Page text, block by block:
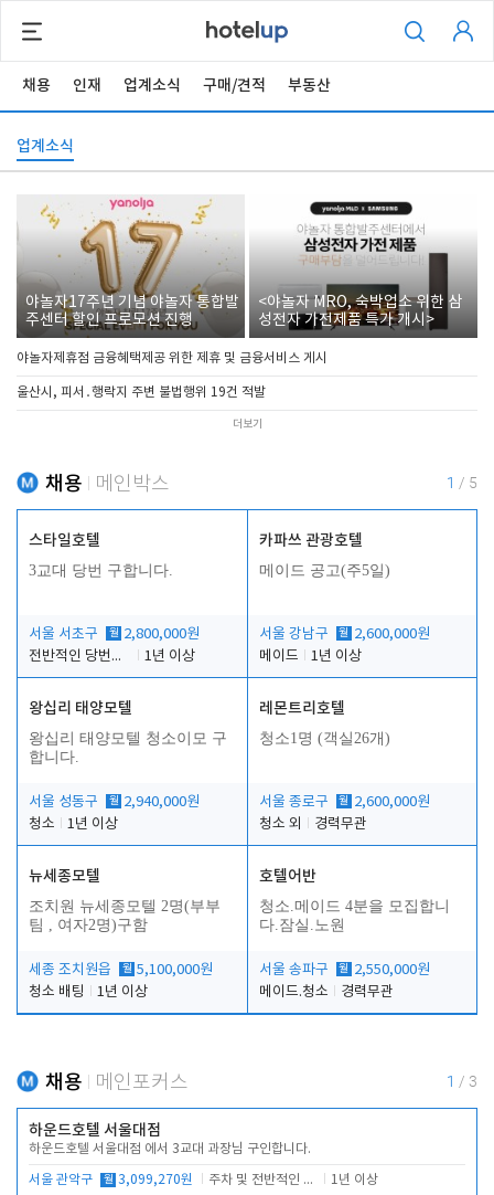
채용 인재 업계소식 구매/견적 부동산
업계소식
야놀자17주년 기념 야놀자 통합발
주센터 할인 프로모션 진행
<야놀자 MRO, 숙박업소 위한 삼
성전자 가전제품 특가 개시>
야놀자제휴점 금융혜택제공 위한 제휴 및 금융서비스 게시
울산시, 피서․행락지 주변 불법행위 19건 적발
더보기
채용 메인박스 1 / 5
스타일호텔
3교대 당번 구합니다.
서울 서초구 월 2,800,000원
전반적인 당번업무
1년 이상
카파쓰 관광호텔
메이드 공고(주5일)
서울 강남구 월 2,600,000원
메이드
1년 이상
왕십리 태양모텔
왕십리 태양모텔 청소이모 구
합니다.
서울 성동구 월 2,940,000원
청소
1년 이상
레몬트리호텔
청소1명 (객실26개)
서울 종로구 월 2,600,000원
청소 외
경력무관
뉴세종모텔
조치원 뉴세종모텔 2명(부부
팀 , 여자2명)구함
세종 조치원읍 월 5,100,000원
청소 배팅
1년 이상
호텔어반
청소.메이드 4분을 모집합니
다.잠실.노원
서울 송파구 월 2,550,000원
메이드.청소
경력무관
채용 메인포커스 1 / 3
하운드호텔 서울대점
하운드호텔 서울대점 에서 3교대 과장님 구인합니다.
서울 관악구 월 3,099,270원 주차 및 전반적인 당번업무 1년 이상